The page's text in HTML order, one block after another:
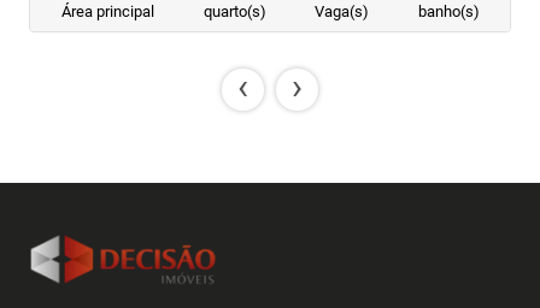
Área principal
quarto(s)
Vaga(s)
banho(s)
‹ ›